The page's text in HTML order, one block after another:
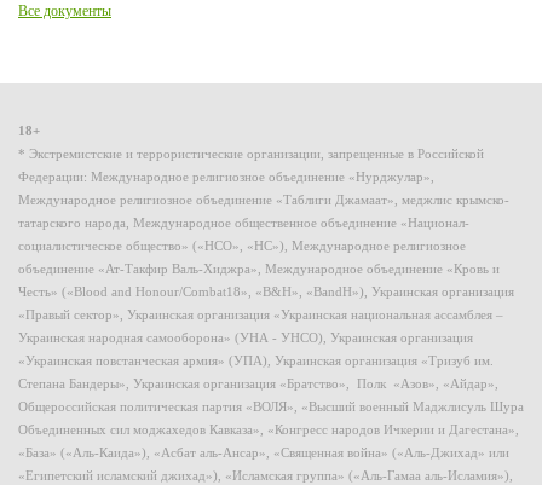
Все документы
18+
* Экстремистские и террористические организации, запрещенные в Российской
Федерации: Международное религиозное объединение «Нурджулар»,
Международное религиозное объединение «Таблиги Джамаат», меджлис крымско-
татарского народа, Международное общественное объединение «Национал-
социалистическое общество» («НСО», «НС»), Международное религиозное
объединение «Ат-Такфир Валь-Хиджра», Международное объединение «Кровь и
Честь» («Blood and Honour/Combat18», «B&H», «BandH»), Украинская организация
«Правый сектор», Украинская организация «Украинская национальная ассамблея –
Украинская народная самооборона» (УНА - УНСО), Украинская организация
«Украинская повстанческая армия» (УПА), Украинская организация «Тризуб им.
Степана Бандеры», Украинская организация «Братство», Полк «Азов», «Айдар»,
Общероссийская политическая партия «ВОЛЯ», «Высший военный Маджлисуль Шура
Объединенных сил моджахедов Кавказа», «Конгресс народов Ичкерии и Дагестана»,
«База» («Аль-Каида»), «Асбат аль-Ансар», «Священная война» («Аль-Джихад» или
«Египетский исламский джихад»), «Исламская группа» («Аль-Гамаа аль-Исламия»),